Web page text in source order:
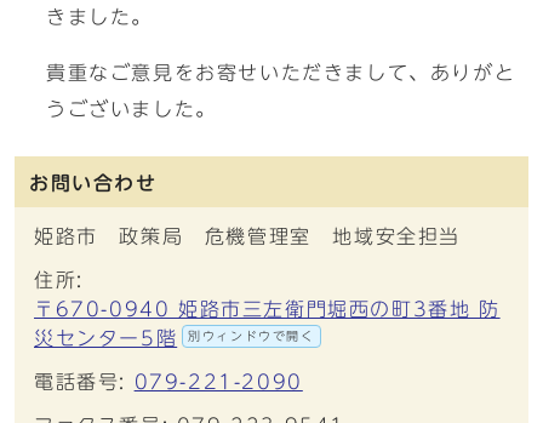
きました。
貴重なご意見をお寄せいただきまして、ありがと
うございました。
お問い合わせ
姫路市 政策局 危機管理室 地域安全担当
住所:
〒670-0940 姫路市三左衛門堀西の町3番地 防
災センター5階
別ウィンドウで開く
電話番号: 079-221-2090